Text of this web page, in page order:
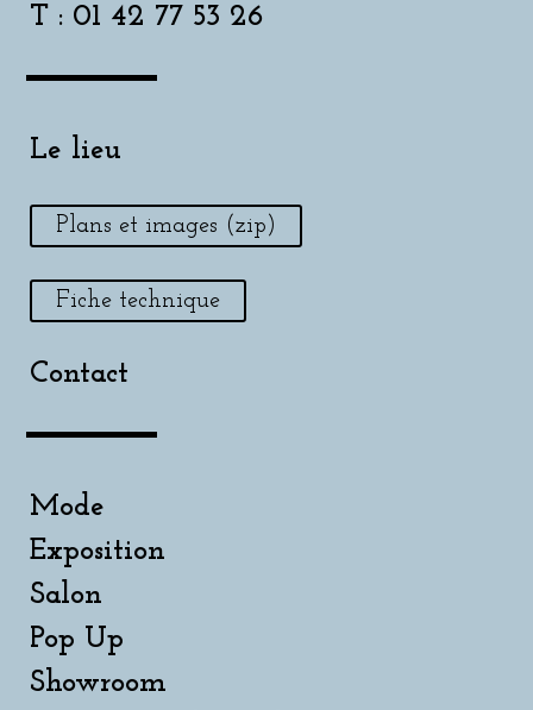
T : 01 42 77 53 26
Le lieu
Plans et images (zip)
Fiche technique
Contact
Mode
Exposition
Salon
Pop Up
Showroom